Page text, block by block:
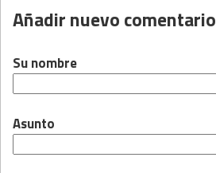
Añadir nuevo comentario
Su nombre
Asunto